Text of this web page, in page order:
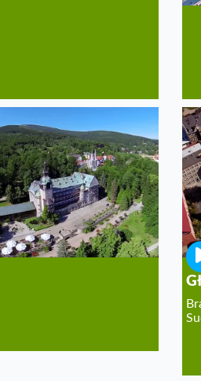
Świeradów
naszego video-